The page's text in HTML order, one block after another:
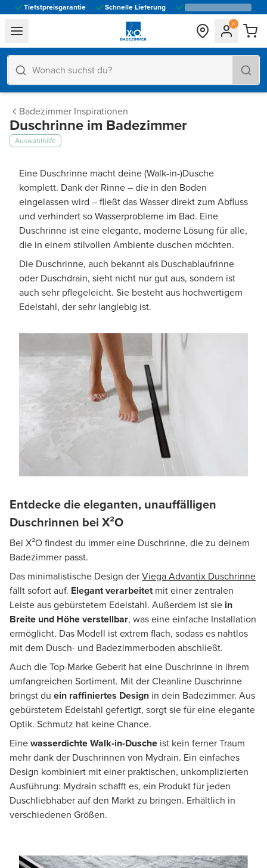
Tiefstpreisgarantie Schnelle Lieferung
general.navigation.toggle_menu.label
Badezimmer Inspirationen
Duschrinne im Badezimmer
Auswahlhilfe
Eine Duschrinne macht deine (Walk-in-)Dusche
komplett. Dank der Rinne – die in den Boden
eingelassen wird – fließt das Wasser direkt zum Abfluss
und verhindert so Wasserprobleme im Bad. Eine
Duschrinne ist eine elegante, moderne Lösung für alle,
die in einem stilvollen Ambiente duschen möchten.
Die Duschrinne, auch bekannt als Duschablaufrinne
oder Duschdrain, sieht nicht nur gut aus, sondern ist
auch sehr pflegeleicht. Sie besteht aus hochwertigem
Edelstahl, der sehr langlebig ist.
Entdecke die eleganten, unauffälligen
Duschrinnen bei X²O
Bei X²O findest du immer eine Duschrinne, die zu deinem
Badezimmer passt.
Das minimalistische Design derViega Advantix Duschrinne
fällt sofort auf. Elegant verarbeitetmit einer zentralen
Leiste aus gebürstetem Edelstahl. Außerdem ist sie in
Breite und Höhe verstellbar, was eine einfache Installation
ermöglicht. Das Modell ist extrem flach, sodass es nahtlos
mit dem Dusch- und Badezimmerboden abschließt.
Auch die Top-Marke Geberit hat eine Duschrinne in ihrem
umfangreichen Sortiment. Mit der Cleanline Duschrinne
bringst du ein raffiniertes Design in dein Badezimmer. Aus
gebürstetem Edelstahl gefertigt, sorgt sie für eine elegante
Optik. Schmutz hat keine Chance.
Einewasserdichte Walk-in-Dusche ist kein ferner Traum
mehr dank der Duschrinnen von Mydrain. Ein einfaches
Design kombiniert mit einer praktischen, unkomplizierten
Ausführung: Mydrain schafft es, ein Produkt für jeden
Duschliebhaber auf den Markt zu bringen. Erhältlich in
verschiedenen Größen.